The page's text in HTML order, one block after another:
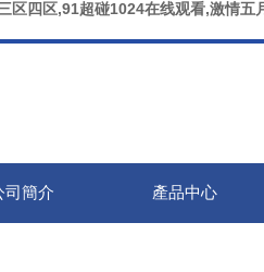
区四区,91超碰1024在线观看,激情
司簡介 產品中心